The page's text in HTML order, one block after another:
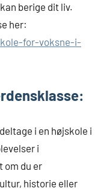
berige dit liv.
her:
for-voksne-i-
i en højskole i
i
om du er
historie eller